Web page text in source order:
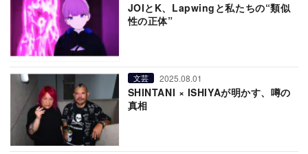
JOIとK、Lapwingと私たちの“類似
性の正体”
文芸 2025.08.01
SHINTANI × ISHIYAが明かす、噂の
真相